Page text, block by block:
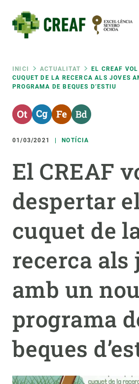
contingut
Fil
d'ariadna
INICI ACTUALITAT
EL CREAF
CUQUET DE LA RECERCA ALS JOVES
PROGRAMA DE BEQUES D’ESTIU
01/03/2021 NOTÍCIA
El CREAF
despertar
cuquet de
recerca als
amb un nou
programa
beques
RRSS
Featured
responsive
Responsive
menu
RECERCA
CIÈNCIA EN ACCIÓ
NOTÍCIES I AGENDA